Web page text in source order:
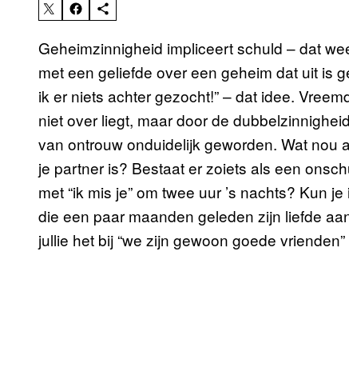
Geheimzinnigheid impliceert schuld – dat
met een geliefde over een geheim dat uit is
ik er niets achter gezocht!” – dat idee.
niet over liegt, maar door de
van ontrouw onduidelijk geworden. Wat nou
je partner is? Bestaat er zoiets als een
met “ik mis je” om twee uur ’s nachts? Kun
die een paar maanden geleden zijn liefde
jullie het bij “we zijn gewoon goede